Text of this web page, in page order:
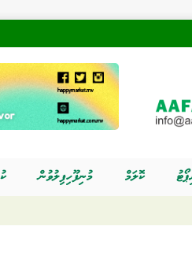
ކޮލަމް މުނިފޫހިފިލުވުން